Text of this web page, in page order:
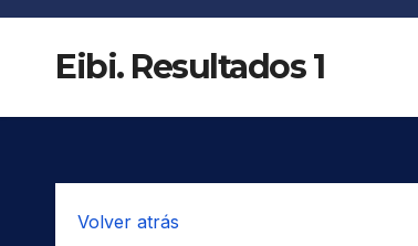
Eibi. Resultados 1
Volver atrás